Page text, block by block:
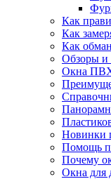
Как
Как
Как
Обзоры и
Окна ПВХ
Новинки
Помощь
Почему
Окна для